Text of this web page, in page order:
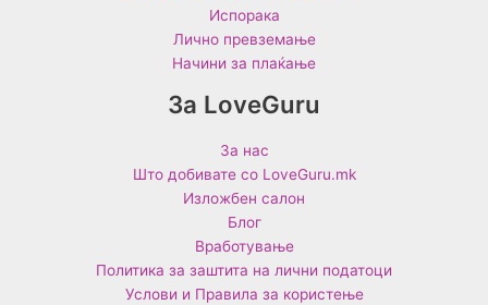
Испорака
Лично превземање
Начини за плаќање
За LoveGuru
За нас
Што добивате со LoveGuru.mk
Изложбен салон
Блог
Вработување
Политика за заштита на лични податоци
Услови и Правила за користење